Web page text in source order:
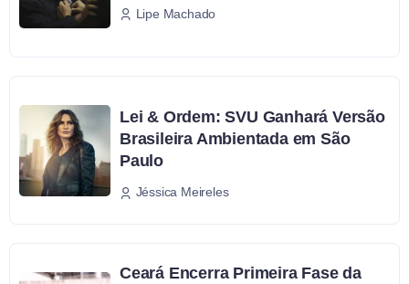
Lipe Machado
Lei & Ordem: SVU Ganhará Versão
Brasileira Ambientada em São
Paulo
Jéssica Meireles
Ceará Encerra Primeira Fase da